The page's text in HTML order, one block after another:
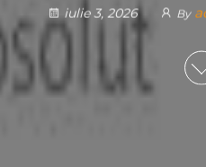
iulie 3, 2026 By